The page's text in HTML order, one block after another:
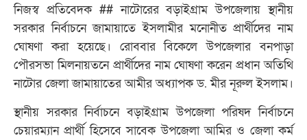
নিজস্ব প্রতিবেদক ## নাটোরের বড়াইগ্রাম উপজেলায় স্থানীয়
সরকার নির্বাচনে জামায়াতে ইসলামীর মনোনীত প্রার্থীদের নাম
ঘোষণা করা হয়েছে। রোববার বিকেলে উপজেলার বনপাড়া
পৌরসভা মিলনায়তনে প্রার্থীদের নাম ঘোষণা করেন প্রধান অতিথি
নাটোর জেলা জামায়াতের আমীর অধ্যাপক ড. মীর নূরুল ইসলাম।
স্থানীয় সরকার নির্বাচনে বড়াইগ্রাম উপজেলা পরিষদ নির্বাচনে
চেয়ারম্যান প্রার্থী হিসেবে সাবেক উপজেলা আমির ও জেলা কর্ম